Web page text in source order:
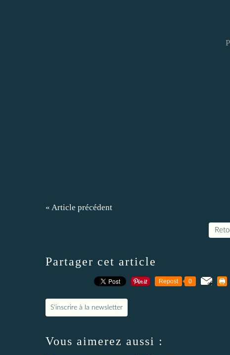
« Article précédent
Partager cet article
Repost 0
S'inscrire à la newsletter
Vous aimerez aussi :